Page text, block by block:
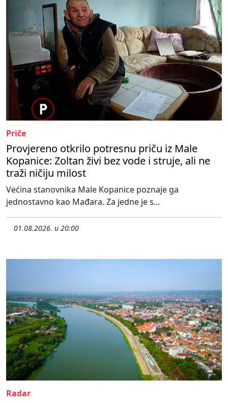
Priče
Provjereno otkrilo potresnu priču iz Male
Kopanice: Zoltan živi bez vode i struje, ali ne
traži ničiju milost
Većina stanovnika Male Kopanice poznaje ga
jednostavno kao Mađara. Za jedne je s...
01.08.2026. u 20:00
Radar